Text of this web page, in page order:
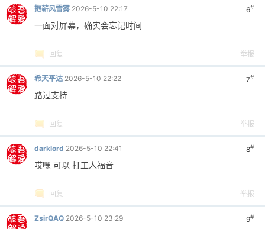
6#
抱薪风雪雾 2026-5-10 22:17
一面对屏幕，确实会忘记时间
回复 举报
7#
希天平达 2026-5-10 22:22
路过支持
回复 举报
8#
darklord 2026-5-10 22:41
哎嘿 可以 打工人福音
回复 举报
9#
ZsirQAQ 2026-5-10 23:29